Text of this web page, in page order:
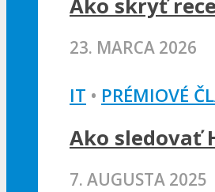
Ako skryť
23. MARCA 2026
IT • PRÉMIOVÉ
Ako sledovať
7. AUGUSTA 2025